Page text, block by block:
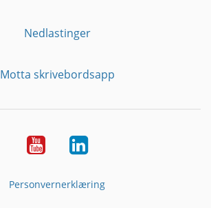
Nedlastinger
Motta skrivebordsapp
YouTubeLinkedin
Personvernerklæring